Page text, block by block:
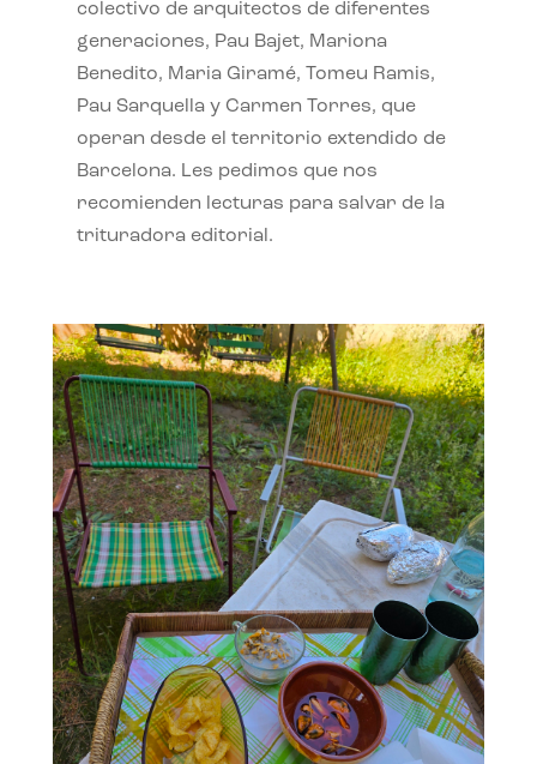
colectivo de arquitectos de diferentes
generaciones, Pau Bajet, Mariona
Benedito, Maria Giramé, Tomeu Ramis,
Pau Sarquella y Carmen Torres, que
operan desde el territorio extendido de
Barcelona. Les pedimos que nos
recomienden lecturas para salvar de la
trituradora editorial.